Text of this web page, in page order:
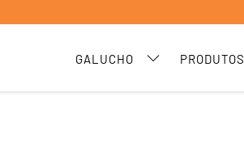
GALUCHO PRODUTOS